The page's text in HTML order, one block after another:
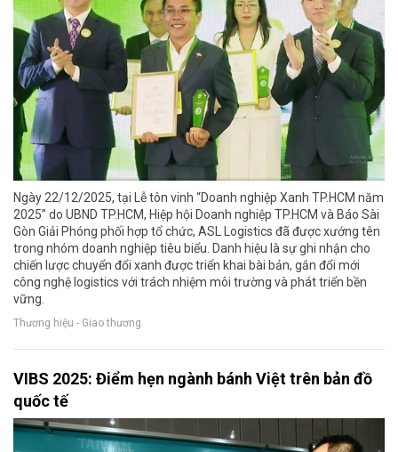
Ngày 22/12/2025, tại Lễ tôn vinh “Doanh nghiệp Xanh TP.HCM năm
2025” do UBND TP.HCM, Hiệp hội Doanh nghiệp TP.HCM và Báo Sài
Gòn Giải Phóng phối hợp tổ chức, ASL Logistics đã được xướng tên
trong nhóm doanh nghiệp tiêu biểu. Danh hiệu là sự ghi nhận cho
chiến lược chuyển đổi xanh được triển khai bài bản, gắn đổi mới
công nghệ logistics với trách nhiệm môi trường và phát triển bền
vững.
Thương hiệu - Giao thương
VIBS 2025: Điểm hẹn ngành bánh Việt trên bản đồ
quốc tế